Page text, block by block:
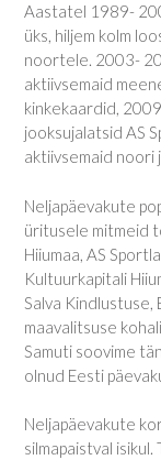
Aastatel 1989-
üks, hiljem kolm
noortele. 2003-
aktiivsemaid
kinkekaardid,
jooksujalatsid AS
aktiivsemaid noori
Neljapäevakute
üritusele mitmeid
Hiiumaa, AS
Kultuurkapitali
Salva
maavalitsuse
Samuti soovime
olnud Eesti
Neljapäevakute
silmapaistval